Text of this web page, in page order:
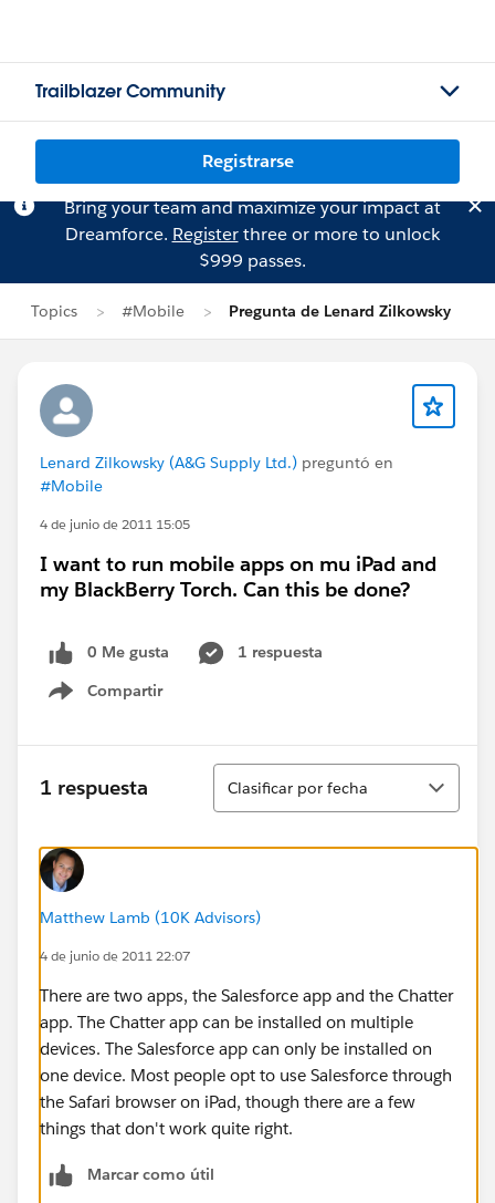
Trailblazer Community
Registrarse
Bring your team and maximize your impact at
Dreamforce. Registerthree or more to unlock
$999 passes.
Topics #Mobile Pregunta de Lenard Zilkowsky
Lenard Zilkowsky (A&G Supply Ltd.) preguntó en
#Mobile
4 de junio de 2011 15:05
I want to run mobile apps on mu iPad and
my BlackBerry Torch. Can this be done?
0 Me gusta
1 respuesta
Compartir
Show menu
1 respuesta
Ordenar
Clasificar por fecha
Matthew Lamb (10K Advisors)
4 de junio de 2011 22:07
There are two apps, the Salesforce app and the Chatter
app. The Chatter app can be installed on multiple
devices. The Salesforce app can only be installed on
one device. Most people opt to use Salesforce through
the Safari browser on iPad, though there are a few
things that don't work quite right.
Marcar como útil